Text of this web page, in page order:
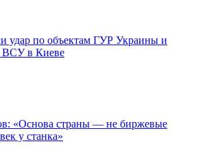
удар по объектам ГУР Украины и
ВСУ в Киеве
«Основа страны — не биржевые
у станка»